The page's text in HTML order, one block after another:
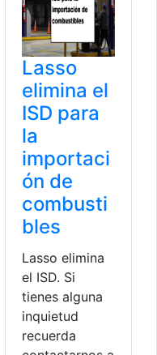
Lasso
elimina el
ISD para
la
importaci
ón de
combusti
bles
Lasso elimina
el ISD. Si
tienes alguna
inquietud
recuerda